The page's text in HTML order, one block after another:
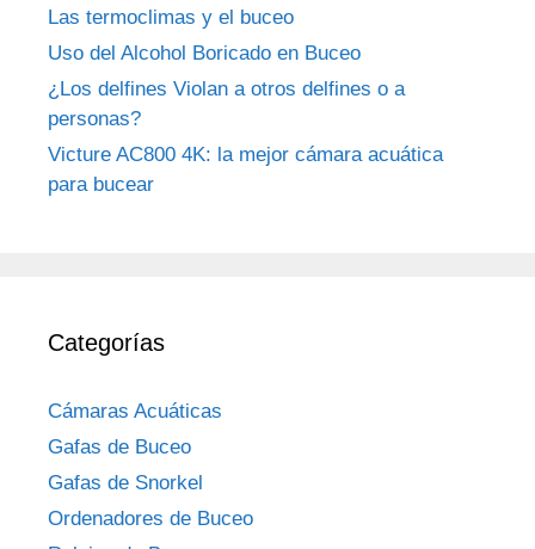
Las termoclimas y el buceo
Uso del Alcohol Boricado en Buceo
¿Los delfines Violan a otros delfines o a
personas?
Victure AC800 4K: la mejor cámara acuática
para bucear
Categorías
Cámaras Acuáticas
Gafas de Buceo
Gafas de Snorkel
Ordenadores de Buceo